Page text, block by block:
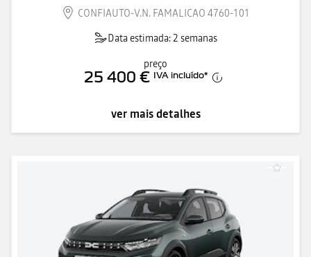
CONFIAUTO-V.N. FAMALICAO 4760-101
Data estimada: 2 semanas
preço
25 400 € IVA incluído*
ver mais detalhes